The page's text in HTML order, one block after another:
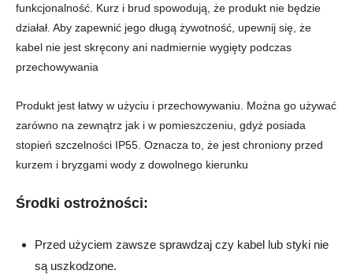
funkcjonalność. Kurz i brud spowodują, że produkt nie będzie
działał. Aby zapewnić jego długą żywotność, upewnij się, że
kabel nie jest skręcony ani nadmiernie wygięty podczas
przechowywania
Produkt jest łatwy w użyciu i przechowywaniu. Można go używać
zarówno na zewnątrz jak i w pomieszczeniu, gdyż posiada
stopień szczelności IP55. Oznacza to, że jest chroniony przed
kurzem i bryzgami wody z dowolnego kierunku
Środki ostrożności:
Przed użyciem zawsze sprawdzaj czy kabel lub styki nie
są uszkodzone.